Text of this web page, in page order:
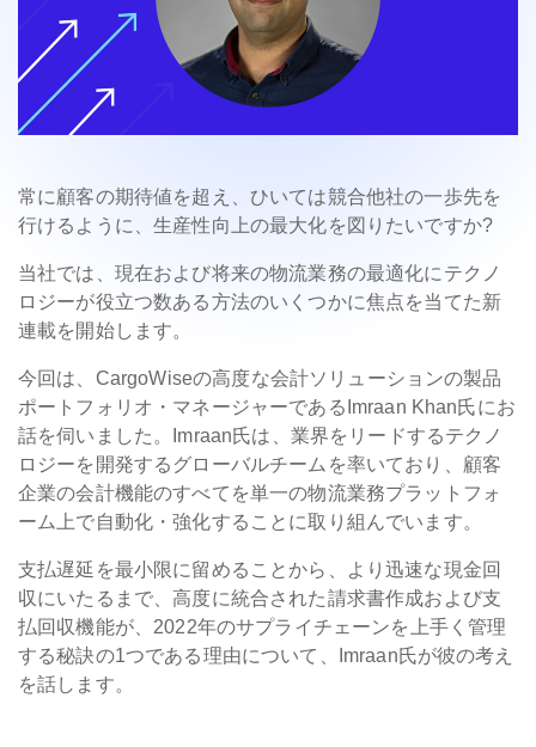
常に顧客の期待値を超え、ひいては競合他社の一歩先を
行けるように、生産性向上の最大化を図りたいですか?
当社では、現在および将来の物流業務の最適化にテクノ
ロジーが役立つ数ある方法のいくつかに焦点を当てた新
連載を開始します。
今回は、CargoWiseの高度な会計ソリューションの製品
ポートフォリオ・マネージャーであるImraan Khan氏にお
話を伺いました。
Imraan氏は、業界をリードするテクノ
ロジーを開発するグローバルチームを率いており、顧客
企業の会計機能のすべてを単一の物流業務プラットフォ
ーム上で自動化・強化することに取り組んでいます。
支払遅延を最小限に留めることから、より迅速な現金回
収にいたるまで、高度に統合された請求書作成および支
払回収機能が、2022年のサプライチェーンを上手く管理
する秘訣の1つである理由について、Imraan氏が彼の考え
を話します。